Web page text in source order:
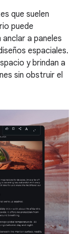
que suelen
puede
a paneles
espaciales.
y brindan a
sin obstruir el